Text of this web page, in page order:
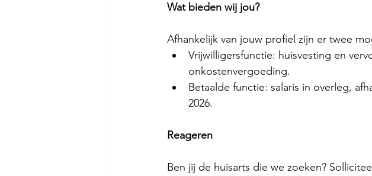
Wat bieden wij jou?
Afhankelijk van jouw profiel zijn er twee
Vrijwilligersfunctie: huisvesting en
onkostenvergoeding.
Betaalde functie: salaris in overleg,
2026.
Reageren
Ben jij de huisarts die we zoeken?